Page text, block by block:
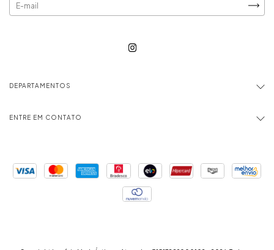
DEPARTAMENTOS
ENTRE EM CONTATO